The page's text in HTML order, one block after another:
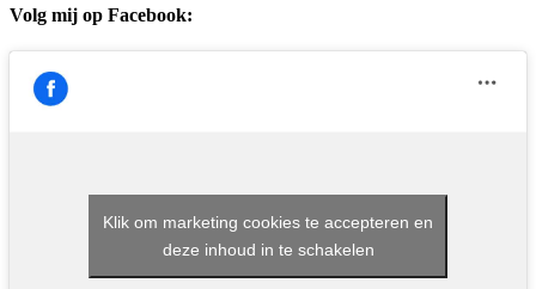
Volg mij op Facebook:
Klik om marketing cookies te accepteren en
deze inhoud in te schakelen